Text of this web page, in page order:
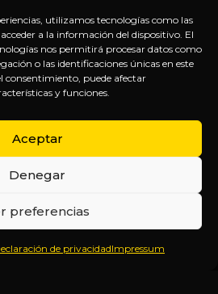
utilizamos tecnologías como las
a la información del dispositivo. El
nos permitirá procesar datos como
o las identificaciones únicas en este
consentimiento, puede afectar
y funciones.
Aceptar
Denegar
preferencias
de privacidadImpressum
tu
Política
de
SÍGUENOS